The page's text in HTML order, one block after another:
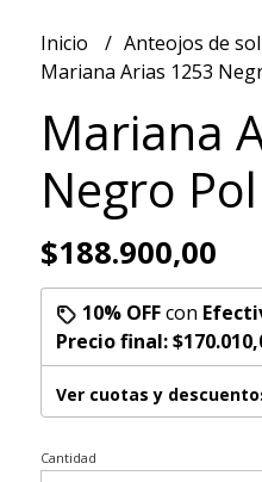
Inicio Anteojos de sol
Mariana Arias 1253
Mariana
Negro Pol
$188.900,00
10% OFFcon
Precio final:
Ver cuotas y
Cantidad